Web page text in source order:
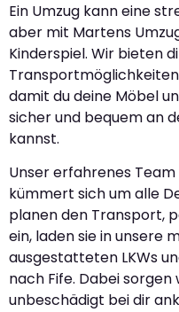
Ein Umzug kann eine
aber mit Martens
Kinderspiel. Wir bieten
damit du deine Möbel
sicher und bequem an
kannst.
Unser erfahrenes
kümmert sich um alle
planen den Transport,
ein, laden sie in unsere
ausgestatteten LKWs
nach Fife. Dabei sorgen
unbeschädigt bei dir